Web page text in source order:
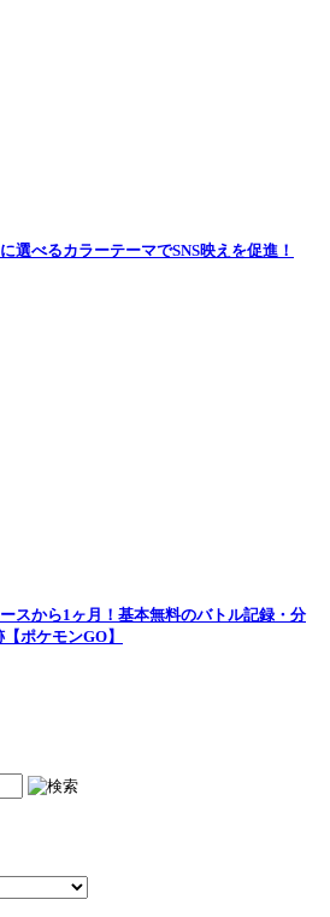
選べるカラーテーマでSNS映えを促進！
ースから1ヶ月！基本無料のバトル記録・分
ポケモンGO】